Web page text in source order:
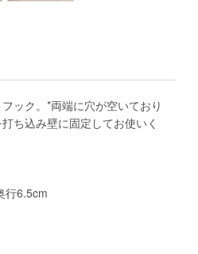
ック。*両端に穴が空いており
ち込み壁に固定してお使いく
6.5cm